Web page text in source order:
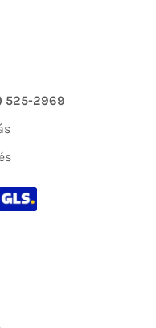
525-2969